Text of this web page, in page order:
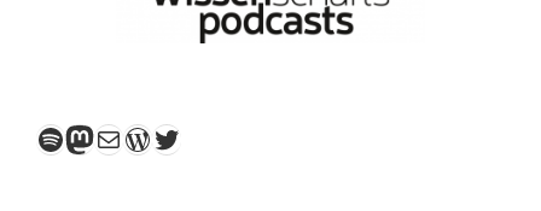
Spotify
Mastodon
E-MailWordPress
Twitter